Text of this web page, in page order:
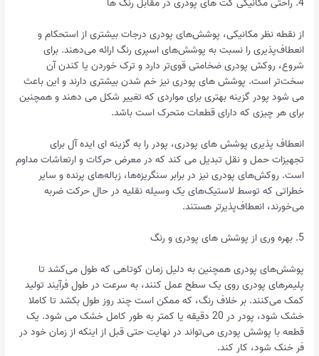
از نقطه نظر مکانیکی، پوشش‌های پودری درجات بیشتری از استحکام و
انعطاف‌پذیری را نسبت به پوشش‌های اسپری رنگ ارائه می‌دهند. برای
شروع، روکش پودری ضخامتی قوی‌تر دارد و ترک خوردن یا کندن آن
سخت‌تر است. پوشش های پودری نیز خم شدن بیشتری دارند و این باعث
می شود پودر گزینه بهتری برای مواردی که تغییر شکل می دهند و همچنین
برای هر چیزی که دارای قطعات متحرک است باشد.
انعطاف پذیری پوشش های پودری، پودر را به گزینه ای ایده آل برای
تجهیزات حمل و نقل تبدیل می کند که در معرض حرکات و ارتعاشات مداوم
است. روکش‌های پودری نیز در برابر سنگریزه‌ها، زباله‌های پرنده و سایر
خطراتی که توسط لاستیک‌های یک وسیله نقلیه در حال حرکت ضربه
می‌خورند، انعطاف‌پذیرتر هستند.
5. بهره وری از پوشش های پودری و رنگ
پوشش‌های پودری همچنین به دلیل زمان کوتاهی که طول می‌کشد تا
پلیمرهای پودری روی یک سطح عمل کنند، به سرعت در طول فرآیند تولید
کمک می‌کنند. بر خلاف رنگ، که ممکن است چند روز طول بکشد تا کاملا
خشک شود، پودر در 20 دقیقه یا کمتر به طور کامل خشک می شود. یک
قطعه با پوشش پودری می‌تواند در نهایت حتی قبل از اینکه از زمان خود در
فر خنک شود، کار کند.